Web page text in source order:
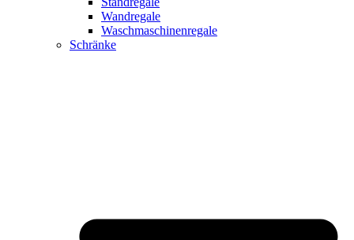
Wandregale
Waschmaschinenregale
Schränke